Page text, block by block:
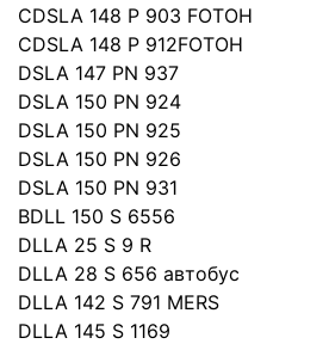
CDSLA 148 P 903 FOTOH
CDSLA 148 P 912FOTOH
DSLA 147 PN 937
DSLA 150 PN 924
DSLA 150 PN 925
DSLA 150 PN 926
DSLA 150 PN 931
BDLL 150 S 6556
DLLA 25 S 9 R
DLLA 28 S 656 автобус
DLLA 142 S 791 MERS
DLLA 145 S 1169